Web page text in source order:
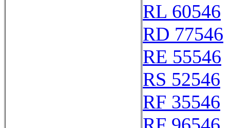
RL 60546
RD 77546
RE 55546
RS 52546
RF 35546